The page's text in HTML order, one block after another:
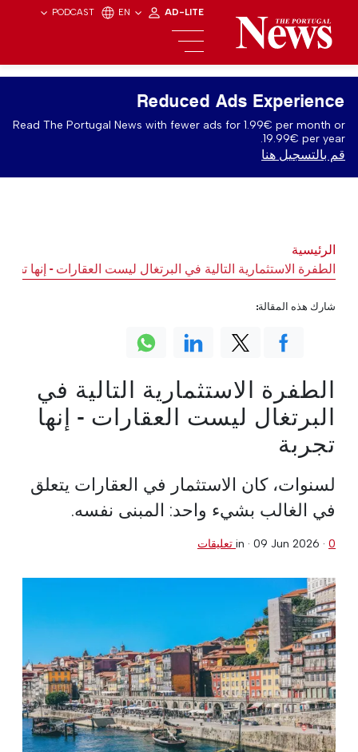
PODCAST EN AD-LITE
Reduced Ads Experience
Read The Portugal News with fewer ads for 1.99€ per month or
19.99€ per year.
قم بالتسجيل هنا
الرئيسية
الطفرة الاستثمارية التالية في البرتغال ليست العقارات - إنها
الطفرة الاستثمارية التالية في
البرتغال ليست العقارات - إنها
تجربة
لسنوات، كان الاستثمار في العقارات يتعلق
في الغالب بشيء واحد: المبنى نفسه.
in · 09 Jun 2026 · 0 تعليقات
شارك هذه المقالة: